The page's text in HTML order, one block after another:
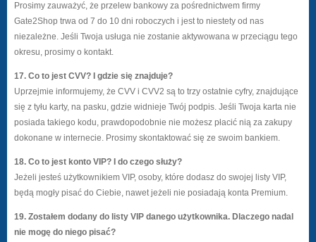
Prosimy zauważyć, że przelew bankowy za pośrednictwem firmy
Gate2Shop trwa od 7 do 10 dni roboczych i jest to niestety od nas
niezależne. Jeśli Twoja usługa nie zostanie aktywowana w przeciągu tego
okresu, prosimy o kontakt.
17. Co to jest CVV? I gdzie się znajduje?
Uprzejmie informujemy, że CVV i CVV2 są to trzy ostatnie cyfry, znajdujące
się z tyłu karty, na pasku, gdzie widnieje Twój podpis. Jeśli Twoja karta nie
posiada takiego kodu, prawdopodobnie nie możesz płacić nią za zakupy
dokonane w internecie. Prosimy skontaktować się ze swoim bankiem.
18. Co to jest konto VIP? I do czego służy?
Jeżeli jesteś użytkownikiem VIP, osoby, które dodasz do swojej listy VIP,
będą mogły pisać do Ciebie, nawet jeżeli nie posiadają konta Premium.
19. Zostałem dodany do listy VIP danego użytkownika. Dlaczego nadal
nie mogę do niego pisać?